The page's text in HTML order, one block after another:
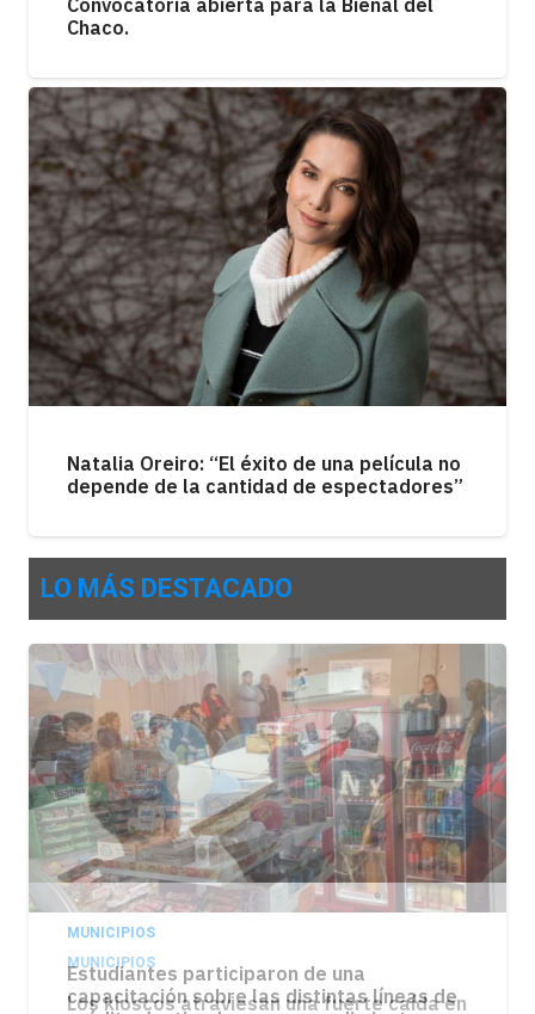
Convocatoria abierta para la Bienal del
Chaco.
Natalia Oreiro: “El éxito de una película no
depende de la cantidad de espectadores”
LO MÁS DESTACADO
MUNICIPIOS
Los kioscos atraviesan una fuerte caída en